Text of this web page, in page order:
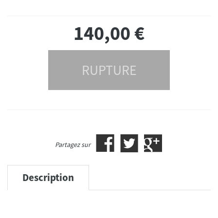
140,00€
RUPTURE
Partagez sur
Description